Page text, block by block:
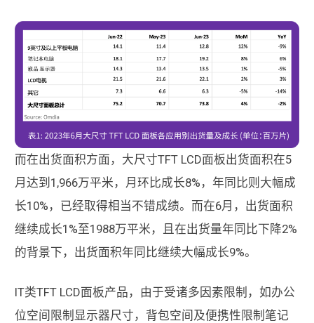
而在出货面积方面，大尺寸TFT LCD面板出货面积在5
月达到1,966万平米，月环比成长8%，年同比则大幅成
长10%，已经取得相当不错成绩。而在6月，出货面积
继续成长1%至1988万平米，且在出货量年同比下降2%
的背景下，出货面积年同比继续大幅成长9%。
IT类TFT LCD面板产品，由于受诸多因素限制，如办公
位空间限制显示器尺寸，背包空间及便携性限制笔记